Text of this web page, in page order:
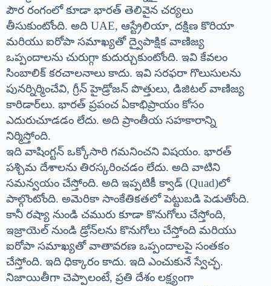
పౌర రంగంలో కూడా భారత్ తెలివైన చర్యలు
తీసుకుంటోంది. అది UAE, ఆస్ట్రేలియా, దక్షిణ కొరియా
మరియు ఐరోపా సమాఖ్యతో ద్వైపాక్షిక వాణిజ్య
ఒప్పందాలను చురుగ్గా కుదుర్చుకుంటోంది. ఇవి కేవలం
సింబాలిక్ కరచాలనాలు కాదు. ఇవి సరఫరా గొలుసులను
పునర్నిర్మించేవి, గ్రీన్ హైడ్రోజన్ పొత్తులు, డిజిటల్ వాణిజ్య
కారిడార్‌లు. భారత్ ప్రపంచ ఏకాభిప్రాయం కోసం
ఎదురుచూడడం లేదు. అది ప్రాంతీయ సహకారాన్ని
నిర్మిస్తోంది.
ఇది వాషింగ్టన్ ఒక్కోసారి గమనించని విషయం. భారత్
పశ్చిమ దేశాలను తిరస్కరించడం లేదు. అది వాటిని
సమన్వయం చేస్తోంది. అది ఇప్పటికీ క్వాడ్ (Quad)లో
పాల్గొంటోంది. అమెరికా సాంకేతికతలో పెట్టుబడి పెడుతోంది.
కానీ రష్యా నుండి చమురు కూడా కొనుగోలు చేస్తోంది,
ఇజ్రాయెల్ నుండి డ్రోన్‌లను కొనుగోలు చేస్తోంది మరియు
ఐరోపా సమాఖ్యతో వాతావరణ ఒప్పందాలపై సంతకం
చేస్తోంది. ఇది ధిక్కారం కాదు. ఇది ఎంచుకునే స్వేచ్ఛ.
నిజాయితీగా చెప్పాలంటే, ప్రతి దేశం లక్ష్యంగా